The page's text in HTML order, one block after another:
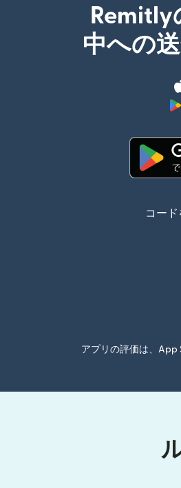
中への
コー
アプリの評価は、App